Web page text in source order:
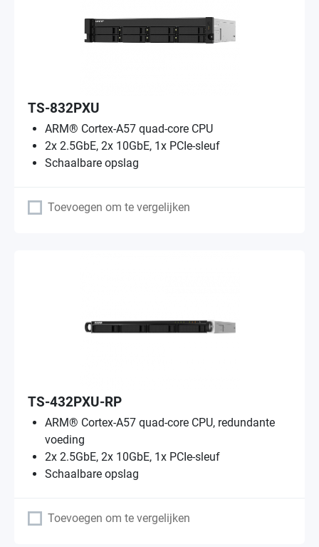
TS-832PXU
ARM® Cortex-A57 quad-core CPU
2x 2.5GbE, 2x 10GbE, 1x PCIe-sleuf
Schaalbare opslag
Toevoegen om te vergelijken
TS-432PXU-RP
ARM® Cortex-A57 quad-core CPU, redundante
voeding
2x 2.5GbE, 2x 10GbE, 1x PCIe-sleuf
Schaalbare opslag
Toevoegen om te vergelijken